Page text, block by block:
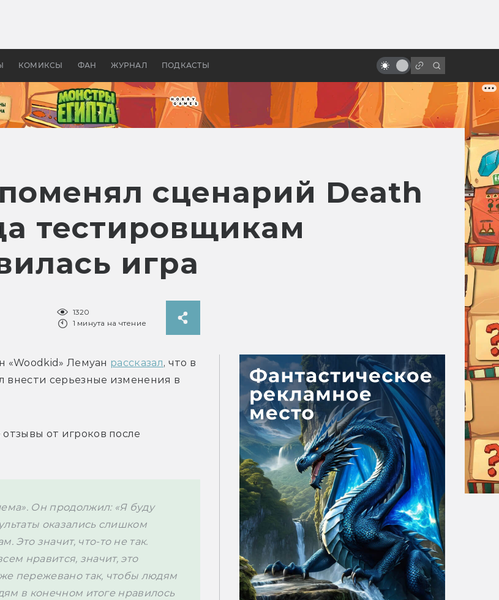
КОМИКСЫ ФАН ЖУРНАЛ ПОДКАСТЫ
—
бы «Властелина колец»
Ghibli?
сценарий Death
тестировщикам
игра
1320
1 минута на чтение
«Woodkid» Лемуан рассказал, что в
серьезные изменения в
от игроков после
Он продолжил: «Я буду
оказались слишком
Это значит, что-то не так.
нравится, значит, это
пережевано так, чтобы людям
в конечном итоге нравилось